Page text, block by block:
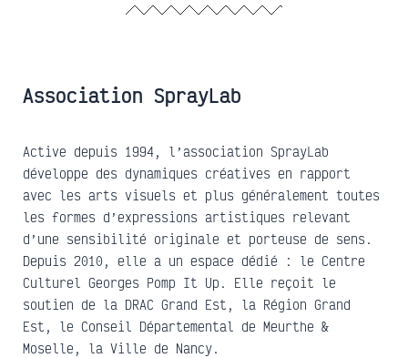
Association SprayLab
Active depuis 1994, l’association SprayLab
développe des dynamiques créatives en rapport
avec les arts visuels et plus généralement toutes
les formes d’expressions artistiques relevant
d’une sensibilité originale et porteuse de sens.
Depuis 2010, elle a un espace dédié : le Centre
Culturel Georges Pomp It Up. Elle reçoit le
soutien de la DRAC Grand Est, la Région Grand
Est, le Conseil Départemental de Meurthe &
Moselle, la Ville de Nancy.